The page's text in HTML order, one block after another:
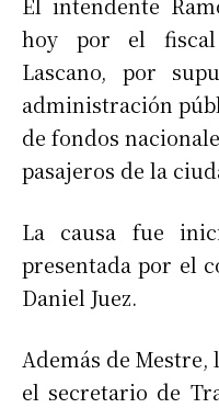
El intendente
hoy por el fiscal
Lascano, por
administración
de fondos
pasajeros de la
La causa fue
presentada por el
Daniel Juez.
Además de
el secretario de